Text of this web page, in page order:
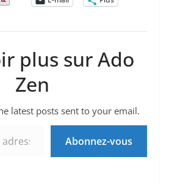
plus sur Ado
Zen
latest posts sent to your email.
Abonnez-vous